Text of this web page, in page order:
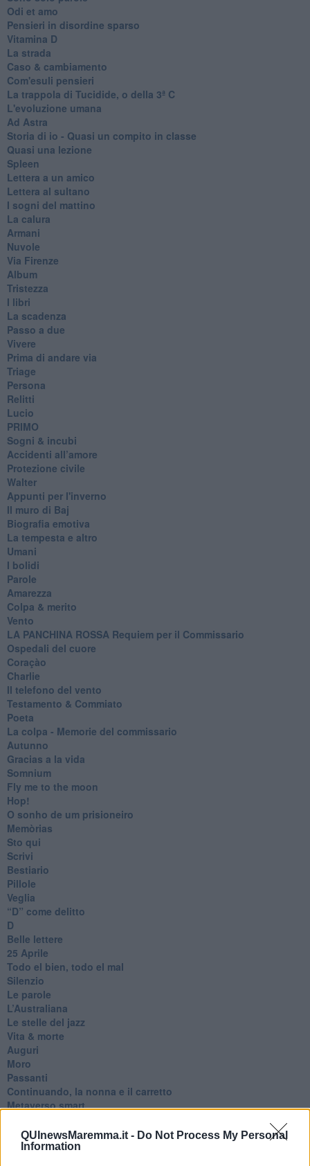
QUInewsMaremma.it - Do Not Process My Personal
Information
Odi et amo
Pensieri in disordine sparso
Vitamina D
La strada
Caso & cambiamento
Com'esuli pensieri
La trappola di Tucidide, o della 3ª C
L'evoluzione umana
Ad Astra
Storia di io - Quasi un compito in classe
Quasi una lezione
Spleen
Lettera a un amico
Lettera al sultano
I sogni del mattino
La calura
Armani
Nuvole
Via Firenze
Album
Tristezza
I libri
La scadenza
Passo a due
Vivere
Prima di andare via
Triage
Persona
Relitti
Lucio
PRIMO
Sogni & incubi
Accidenti all’amore
Protezione civile
Walter
Appunti per l'inverno
Il muro di Baj
Biografia emotiva
La tempesta e altro
Umani
I bolidi
Parole
Amarezza
Colpa & merito
Vento
​LA PANCHINA ROSSA Requiem per il Commissario
Ospedali del cuore
Coraçào
Charlie
Il telefono del vento
Testamento & Commiato
Poeta
​La colpa - Memorie del commissario
Autunno
Gracias a la vida
Somnium
Fly me to the moon
Hop!
O sonho de um prisioneiro
Memòrias
Sto qui
Scrivi
Bestiario
Pillole
Veglia
​“D” come delitto
D
Belle lettere
25 Aprile
Todo el bien, todo el mal
Silenzio
Le parole
​L’Australiana
Le stelle del jazz
Vita & morte
Auguri
Moro
Passanti
Continuando, la nonna e il carretto
Metaverso smart
Anzi
Confessioni autoreferenziali